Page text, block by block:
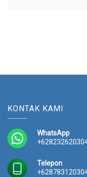
KONTAK KAMI
WhatsApp
Telepon